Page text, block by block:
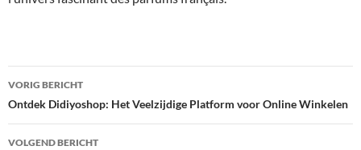
Bericht
navigatie
VORIG BERICHT
Ontdek Didiyoshop: Het Veelzijdige Platform voor Online Winkelen
VOLGEND BERICHT